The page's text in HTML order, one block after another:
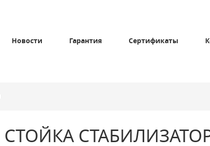
Новости Гарантия Сертификаты
СТОЙКА